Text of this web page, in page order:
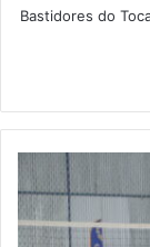
Bastidores do